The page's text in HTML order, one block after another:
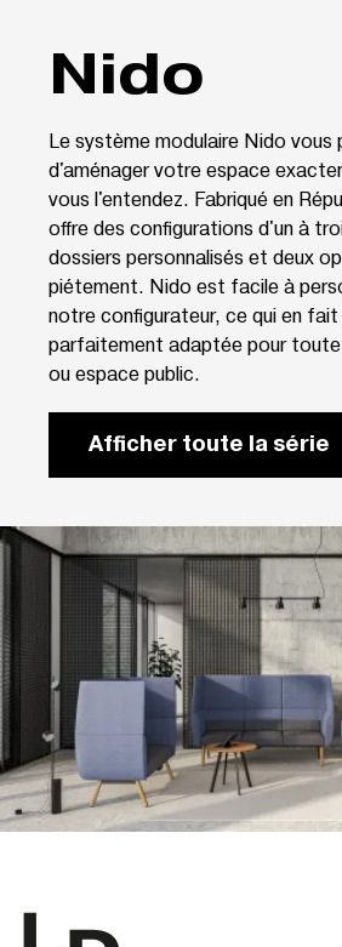
Nido
Le système modulaire Nido vous
d'aménager votre espace
vous l'entendez. Fabriqué en
offre des configurations d'un à
dossiers personnalisés et deux
piétement. Nido est facile à
notre configurateur, ce qui en
parfaitement adaptée pour
ou espace public.
Afficher toute la série